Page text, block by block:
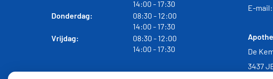
t
o
t
14:00 t
o
t
- 17:30
Donderdag:
08:30 t
o
t
- 12:00
14:00 t
o
t
- 17:30
Vrijdag:
08:30 t
o
- 12:00
14:00 t
t
- 17:30
E-mail:
De
3437